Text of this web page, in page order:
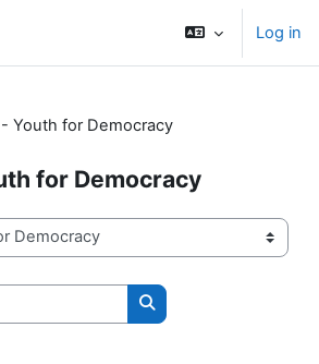
Log in
- Youth for Democracy
for Democracy
Search courses